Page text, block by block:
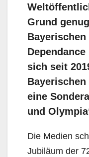
Grund
sich seit
eine
und
Die Medien
Jubiläum der